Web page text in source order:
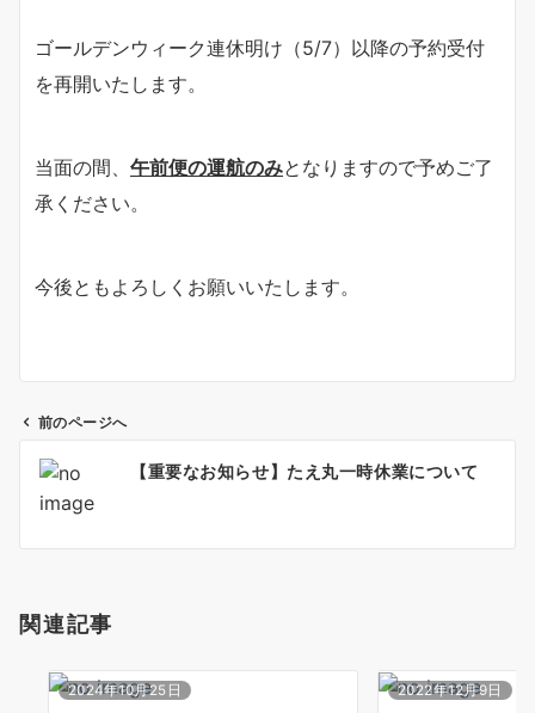
ゴールデンウィーク連休明け（5/7）以降の予約受付
を再開いたします。
当面の間、 午前便の運航のみとなりますので予めご了
承ください。
今後ともよろしくお願いいたします。
シ
前のページへ
【重要なお知らせ】たえ丸一時休業について
関連記事
2024年10月25日 2022年12月9日